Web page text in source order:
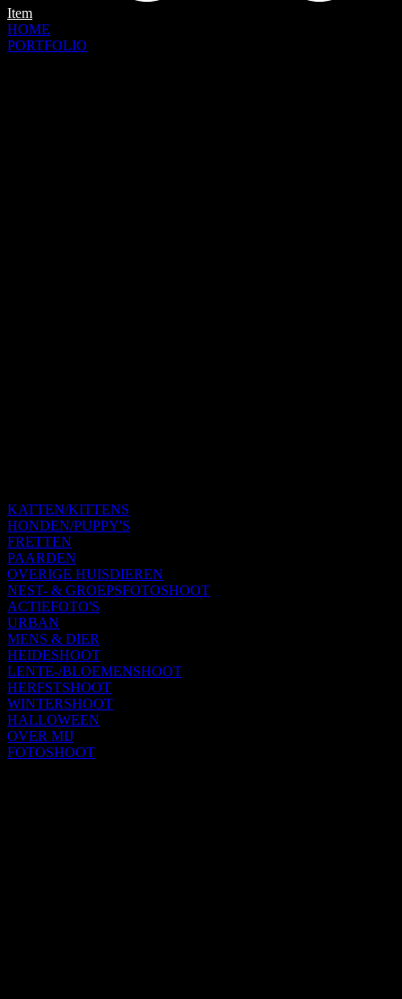
Item
HOME
PORTFOLIO
KATTEN/KITTENS
HONDEN/PUPPY'S
FRETTEN
PAARDEN
OVERIGE HUISDIEREN
NEST- & GROEPSFOTOSHOOT
ACTIEFOTO'S
URBAN
MENS & DIER
HEIDESHOOT
LENTE-/BLOEMENSHOOT
HERFSTSHOOT
WINTERSHOOT
HALLOWEEN
OVER MIJ
FOTOSHOOT